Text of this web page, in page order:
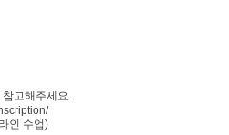
고해주세요.
인 수업)